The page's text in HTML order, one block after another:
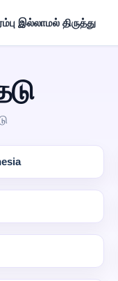
இல்லாமல் திருத்து